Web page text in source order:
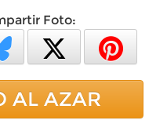
Foto:
AL AZAR